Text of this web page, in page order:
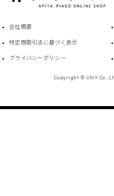
会社概要
特定商取引法に基づく表示
プライバシーポリシー
Copyright © UNY